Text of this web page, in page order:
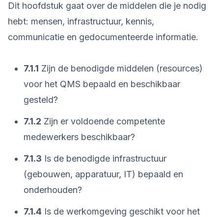
Dit hoofdstuk gaat over de middelen die je nodig
hebt: mensen, infrastructuur, kennis,
communicatie en gedocumenteerde informatie.
7.1.1 Zijn de benodigde middelen (resources)
voor het QMS bepaald en beschikbaar
gesteld?
7.1.2 Zijn er voldoende competente
medewerkers beschikbaar?
7.1.3 Is de benodigde infrastructuur
(gebouwen, apparatuur, IT) bepaald en
onderhouden?
7.1.4 Is de werkomgeving geschikt voor het